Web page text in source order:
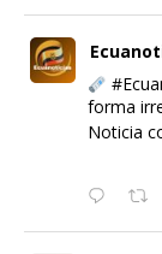
forma
Noticia